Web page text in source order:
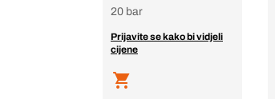
20 bar
Prijavite se kako bi vidjeli
cijene